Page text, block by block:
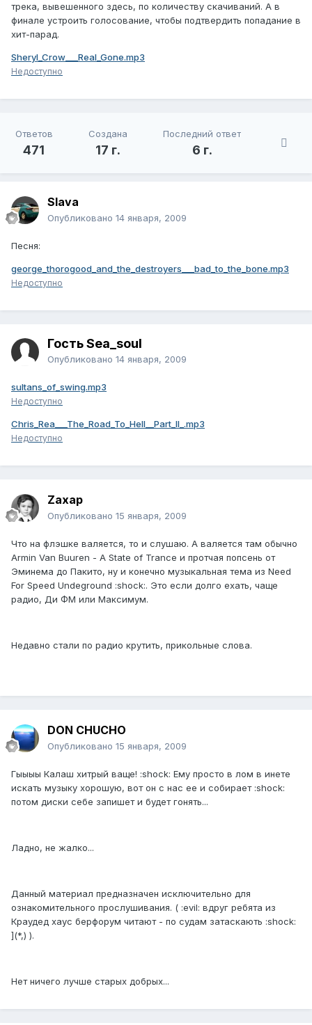
трека, вывешенного здесь, по количеству скачиваний. А в
финале устроить голосование, чтобы подтвердить попадание в
хит-парад.
Sheryl_Crow___Real_Gone.mp3
Недоступно
Ответов
471
Создана
17 г.
Последний ответ
6 г.
Slava
Опубликовано 14 января, 2009
Песня:
george_thorogood_and_the_destroyers___bad_to_the_bone.mp3
Недоступно
Гость Sea_soul
Опубликовано 14 января, 2009
sultans_of_swing.mp3
Недоступно
Chris_Rea___The_Road_To_Hell__Part_II_.mp3
Недоступно
Zaxap
Опубликовано 15 января, 2009
Что на флэшке валяется, то и слушаю. А валяется там обычно
Armin Van Buuren - A State of Trance и протчая попсень от
Эминема до Пакито, ну и конечно музыкальная тема из Need
For Speed Undeground :shock:. Это если долго ехать, чаще
радио, Ди ФМ или Максимум.
Недавно стали по радио крутить, прикольные слова.
DON CHUCHO
Опубликовано 15 января, 2009
Гыыыы Калаш хитрый ваще! :shock: Ему просто в лом в инете
искать музыку хорошую, вот он с нас ее и собирает :shock:
потом диски себе запишет и будет гонять...
Ладно, не жалко...
Данный материал предназначен ​исключительно для
ознакомительного прослушивания. ( :evil: вдруг ребята из
Краудед хаус берфорум читают - по судам затаскають :shock:
](*,) ).
Нет ничего лучше старых добрых...